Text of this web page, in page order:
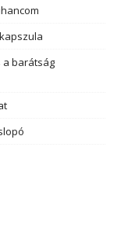
a barátság